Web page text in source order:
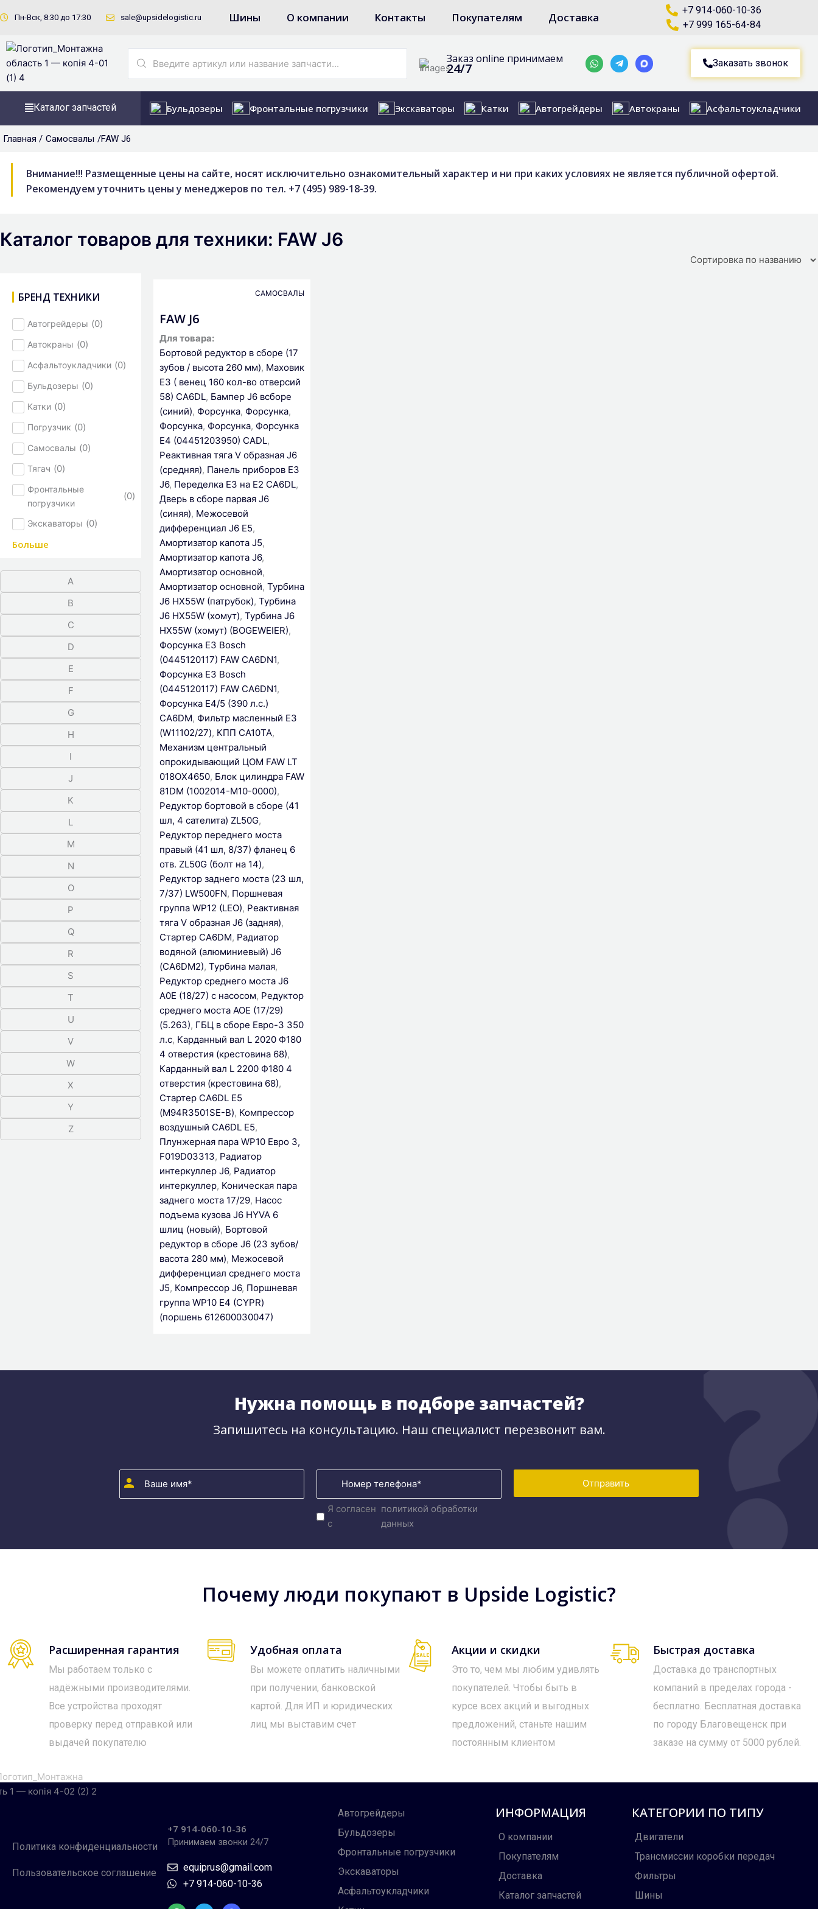
к
Пн-Вск, 8:30 до 17:30 sale@upsidelogistic.ru Шины О компании Контакты Покупателям Доставка
+7 914-060-10-36
+7 999 165-64-84
Заказ online принимаем
24/7
WhatsappTelegram-
plane Заказать звонок
Каталог запчастей Бульдозеры Фронтальные погрузчики Экскаваторы Катки Автогрейдеры Автокраны Асфальтоукладчики
Главная / Самосвалы /FAW J6
Внимание!!! Размещенные цены на сайте, носят исключительно ознакомительный характер и ни при каких условиях не является публичной офертой.
Рекомендуем уточнить цены у менеджеров по тел. +7 (495) 989-18-39.
Каталог товаров для техники: FAW J6
БРЕНД ТЕХНИКИ
Автогрейдеры (0)
Автокраны (0)
Асфальтоукладчики (0)
Бульдозеры (0)
Катки (0)
Погрузчик (0)
Самосвалы (0)
Тягач (0)
Фронтальные
погрузчики
(0)
Экскаваторы (0)
Больше
A
B
C
D
E
F
G
H
I
J
K
L
M
N
O
P
Q
R
S
T
U
V
W
X
Y
Z
САМОСВАЛЫ
FAW J6
Для товара:
Бортовой редуктор в сборе (17
зубов / высота 260 мм), Маховик
E3 ( венец 160 кол-во отверсий
58) CA6DL, Бампер J6 всборе
(синий), Форсунка, Форсунка,
Форсунка, Форсунка, Форсунка
Е4 (04451203950) CADL,
Реактивная тяга V образная J6
(средняя), Панель приборов E3
J6, Переделка Е3 на Е2 CA6DL,
Дверь в сборе парвая J6
(синяя), Межосевой
дифференциал J6 Е5,
Амортизатор капота J5,
Амортизатор капота J6,
Амортизатор основной,
Амортизатор основной,Турбина
J6 HX55W (патрубок),Турбина
J6 HX55W (хомут),Турбина J6
HX55W (хомут) (BOGEWEIER),
Форсунка Е3 Bosch
(0445120117) FAW CA6DN1,
Форсунка Е3 Bosch
(0445120117) FAW CA6DN1,
Форсунка Е4/5 (390 л.с.)
CA6DM, Фильтр масленный Е3
(W11102/27), КПП CA10TA,
Механизм центральный
опрокидывающий ЦОМ FAW LT
018OX4650, Блок цилиндра FAW
81DM (1002014-M10-0000),
Редуктор бортовой в сборе (41
шл, 4 сателита) ZL50G,
Редуктор переднего моста
правый (41 шл, 8/37) фланец 6
отв. ZL50G (болт на 14),
Редуктор заднего моста (23 шл,
7/37) LW500FN, Поршневая
группа WP12 (LEO), Реактивная
тяга V образная J6 (задняя),
Стартер CA6DM, Радиатор
водяной (алюминиевый) J6
(CA6DM2),Турбина малая,
Редуктор среднего моста J6
A0E (18/27) с насосом, Редуктор
среднего моста AOE (17/29)
(5.263), ГБЦ в сборе Евро-3 350
л.с, Карданный вал L 2020 Ф180
4 отверстия (крестовина 68),
Карданный вал L 2200 Ф180 4
отверстия (крестовина 68),
Стартер CA6DL Е5
(M94R3501SE-B), Компрессор
воздушный CA6DL Е5,
Плунжерная пара WP10 Евро 3,
F019D03313, Радиатор
интеркуллер J6, Радиатор
интеркуллер, Коническая пара
заднего моста 17/29, Насос
подъема кузова J6 HYVA 6
шлиц (новый), Бортовой
редуктор в сборе J6 (23 зубов/
васота 280 мм), Межосевой
дифференциал среднего моста
J5, Компрессор J6, Поршневая
группа WP10 Е4 (CYPR)
(поршень 612600030047)
Нужна помощь в подборе запчастей?
Запишитесь на консультацию. Наш специалист перезвонит вам.
Отправить
Я согласен
с
политикой обработки
данных
Почему люди покупают в Upside Logistic?
Расширенная гарантия
Мы работаем только с
надёжными производителями.
Все устройства проходят
проверку перед отправкой или
выдачей покупателю
Удобная оплата
Вы можете оплатить наличными
при получении, банковской
картой. Для ИП и юридических
лиц мы выставим счет
Акции и скидки
Это то, чем мы любим удивлять
покупателей. Чтобы быть в
курсе всех акций и выгодных
предложений, станьте нашим
постоянным клиентом
Быстрая доставка
Доставка до транспортных
компаний в пределах города -
бесплатно. Бесплатная доставка
по городу Благовещенск при
заказе на сумму от 5000 рублей.
Политика конфиденциальности
Пользовательское соглашение
+7 914-060-10-36
Принимаем звонки 24/7
equiprus@gmail.com
+7 914-060-10-36
Автогрейдеры
Бульдозеры
Фронтальные погрузчики
Экскаваторы
Асфальтоукладчики
ИНФОРМАЦИЯ
О компании
Покупателям
Доставка
Каталог запчастей
КАТЕГОРИИ ПО ТИПУ
Двигатели
Трансмиссии коробки передач
Фильтры
Шины